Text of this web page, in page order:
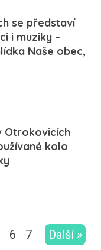
se představí
i muziky –
Naše obec,
Otrokovicích
kolo
6 7 Další »